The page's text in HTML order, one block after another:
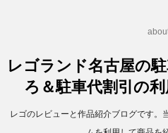
レゴランド名古屋の
ろ＆駐車代割引の
レゴのレビューと作品紹介ブログです。